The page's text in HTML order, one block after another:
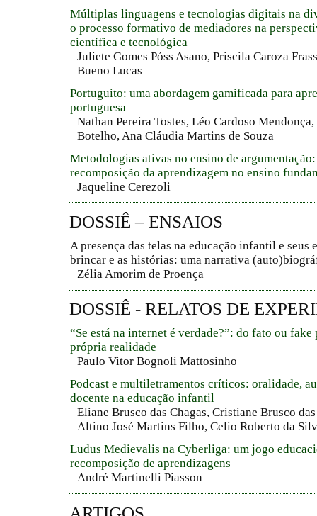
Múltiplas linguagens e tecnologias digitais na
o processo formativo de mediadores na
científica e tecnológica
Juliete Gomes Póss Asano, Priscila Caroza
Bueno Lucas
Portuguito: uma abordagem gamificada para
portuguesa
Nathan Pereira Tostes, Léo Cardoso
Botelho, Ana Cláudia Martins de Souza
Metodologias ativas no ensino de
recomposição da aprendizagem no ensino
Jaqueline Cerezoli
DOSSIÊ – ENSAIOS
A presença das telas na educação infantil e seus
brincar e as histórias: uma narrativa
Zélia Amorim de Proença
DOSSIÊ - RELATOS DE
“Se está na internet é verdade?”: do fato ou
própria realidade
Paulo Vitor Bognoli Mattosinho
Podcast e multiletramentos críticos: oralidade,
docente na educação infantil
Eliane Brusco das Chagas, Cristiane Brusco
Altino José Martins Filho, Celio Roberto da
Ludus Medievalis na Cyberliga: um jogo
recomposição de aprendizagens
André Martinelli Piasson